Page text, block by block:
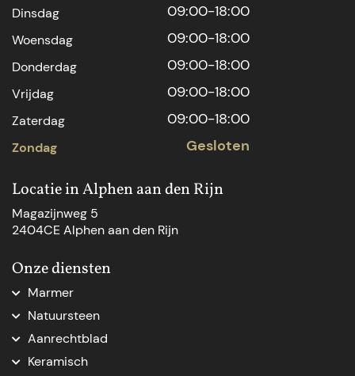
Dinsdag 09:00-18:00
Woensdag 09:00-18:00
Donderdag 09:00-18:00
Vrijdag 09:00-18:00
Zaterdag 09:00-18:00
Zondag Gesloten
Locatie in Alphen aan den Rijn
Magazijnweg 5
2404CE Alphen aan den Rijn
Onze diensten
Marmer
Marmer aanrechtblad
Marmer natuursteen
Marmer op maat
Natuursteen
Natuursteen Den Haag
Natuursteenblad op maat
Aanrechtblad
Aanrechtblad op maat
Keramisch